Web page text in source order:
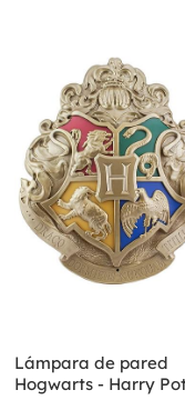
Lámpara de pared
Hogwarts - Harry